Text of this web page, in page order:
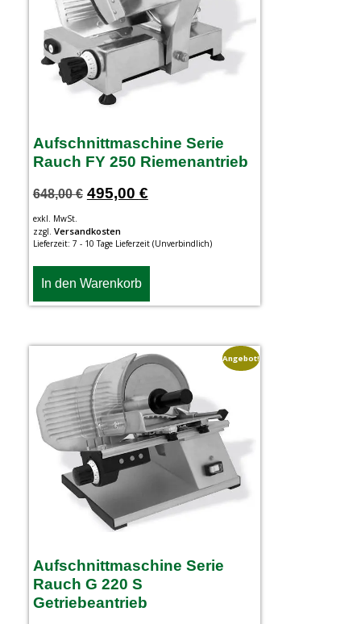
Aufschnittmaschine Serie
Rauch FY 250 Riemenantrieb
648,00€ 495,00 €
exkl. MwSt.
zzgl. Versandkosten
Lieferzeit: 7 - 10 Tage Lieferzeit (Unverbindlich)
In den Warenkorb
Angebot!
Aufschnittmaschine Serie
Rauch G 220 S
Getriebeantrieb